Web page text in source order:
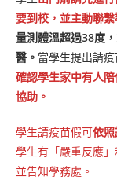
要到校，並主動聯
量測體溫超過38度
醫。 當學生提出請疫
確認學生家中有人
協助。
學生請疫苗假可依
學生有「嚴重反應
並告知學務處。